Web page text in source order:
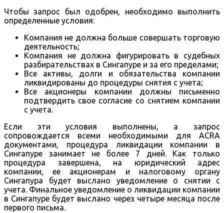
Чтобы запрос был одобрен, необходимо выполнить
определенные условия:
Компания не должна больше совершать торговую
деятельность;
Компания не должна фигурировать в судебных
разбирательствах в Сингапуре и за его пределами;
Все активы, долги и обязательства компании
ликвидированы до процедуры снятия с учета;
Все акционеры компании должны письменно
подтвердить свое согласие со снятием компании
с учета.
Если эти условия выполнены, а запрос
сопровождается всеми необходимыми для ACRA
документами, процедура ликвидации компании в
Сингапуре занимает не более 7 дней. Как только
процедура завершена, на юридический адрес
компании, ее акционерам и налоговому органу
Сингапура будет выслано уведомление о снятии с
учета. Финальное уведомление о ликвидации компании
в Сингапуре будет выслано через четыре месяца после
первого письма.